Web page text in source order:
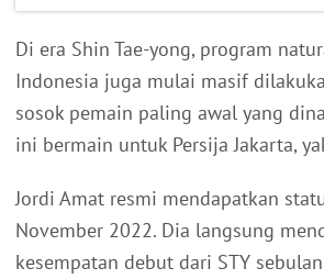
Di era Shin Tae-yong, program
Indonesia juga mulai masif
sosok pemain paling awal yang
ini bermain untuk Persija Jakarta,
Jordi Amat resmi mendapatkan
November 2022. Dia langsung
kesempatan debut dari STY